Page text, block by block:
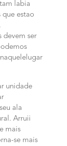
labia
que estao
devem ser
unidade
ala
Arruii
mais
se mais